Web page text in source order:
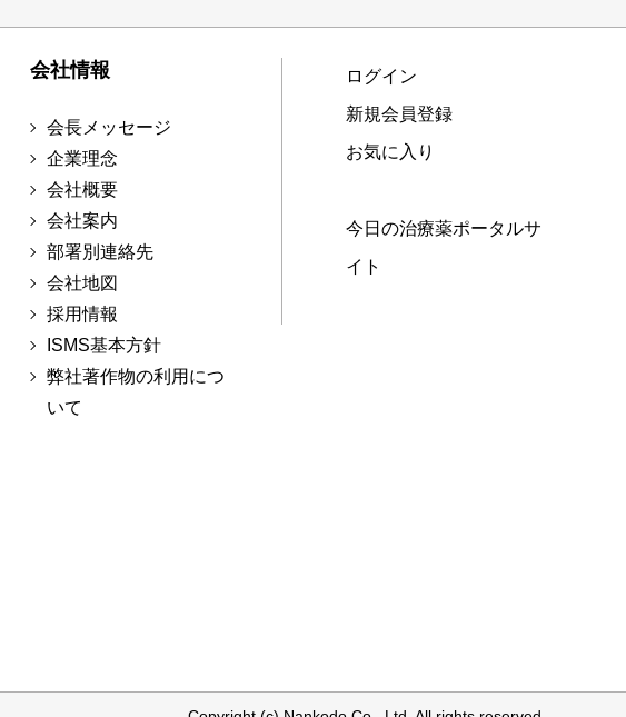
会社情報
会長メッセージ
企業理念
会社概要
会社案内
部署別連絡先
会社地図
採用情報
ISMS基本方針
弊社著作物の利用につ
いて
ログイン
新規会員登録
お気に入り
今日の治療薬ポータルサ
イト